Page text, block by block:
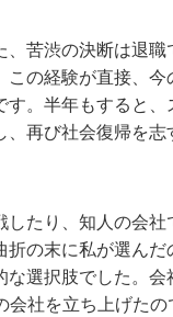
苦渋の決断は退職
この経験が直接、今
す。半年もすると
、再び社会復帰を志
したり、知人の会社
折の末に私が選んだ
な選択肢でした。会
社を立ち上げたの